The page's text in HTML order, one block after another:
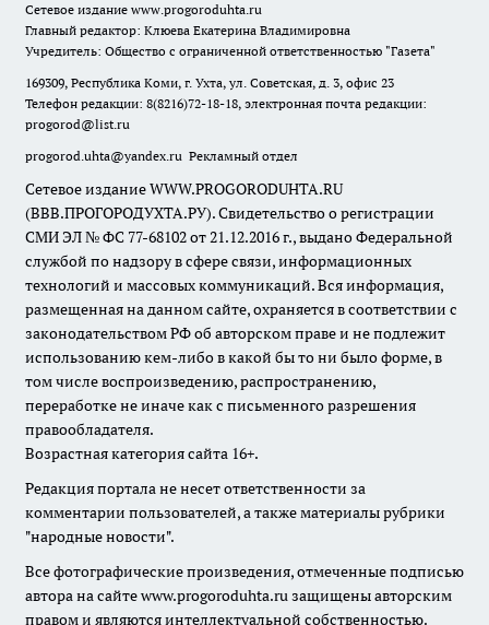
Сетевое издание www.progoroduhta.ru
Главный редактор: Клюева Екатерина Владимировна
Учредитель: Общество с ограниченной ответственностью "Газета"
169309, Республика Коми, г. Ухта, ул. Советская, д. 3, офис 23
Телефон редакции: 8(8216)72-18-18, электронная почта редакции:
progorod@list.ru
progorod.uhta@yandex.ru Рекламный отдел
Сетевое издание WWW.PROGORODUHTA.RU
(ВВВ.ПРОГОРОДУХТА.РУ). Свидетельство о регистрации
СМИ ЭЛ № ФС 77-68102 от 21.12.2016 г., выдано Федеральной
службой по надзору в сфере связи, информационных
технологий и массовых коммуникаций. Вся информация,
размещенная на данном сайте, охраняется в соответствии с
законодательством РФ об авторском праве и не подлежит
использованию кем-либо в какой бы то ни было форме, в
том числе воспроизведению, распространению,
переработке не иначе как с письменного разрешения
правообладателя.
Возрастная категория сайта 16+.
Редакция портала не несет ответственности за
комментарии пользователей, а также материалы рубрики
"народные новости".
Все фотографические произведения, отмеченные подписью
автора на сайте www.progoroduhta.ru защищены авторским
правом и являются интеллектуальной собственностью.